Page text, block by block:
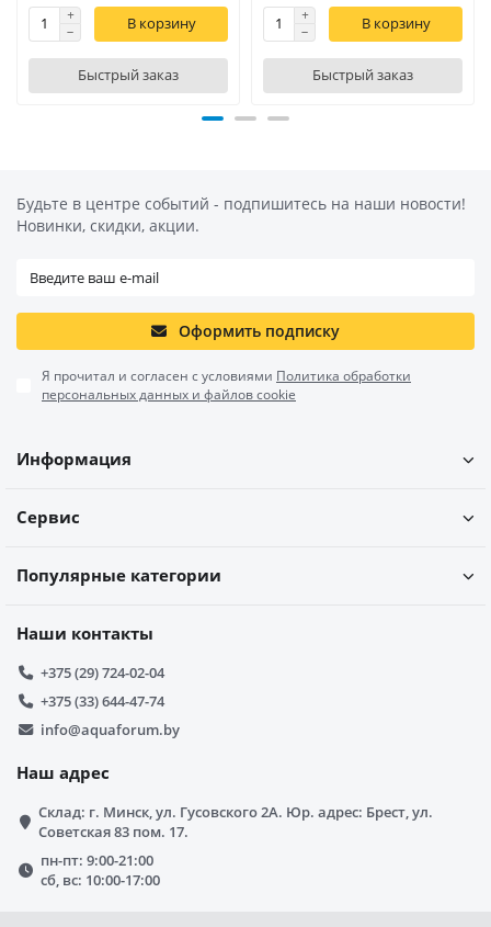
В корзину
Быстрый заказ
В корзину
Быстрый заказ
Будьте в центре событий - подпишитесь на наши новости!
Новинки, скидки, акции.
Оформить подписку
Я прочитал и согласен с условиями Политика обработки
персональных данных и файлов cookie
Информация
Сервис
Популярные категории
Наши контакты
+375 (29) 724-02-04
+375 (33) 644-47-74
info@aquaforum.by
Наш адрес
Склад: г. Минск, ул. Гусовского 2А. Юр. адрес: Брест, ул.
Советская 83 пом. 17.
пн-пт: 9:00-21:00
сб, вс: 10:00-17:00